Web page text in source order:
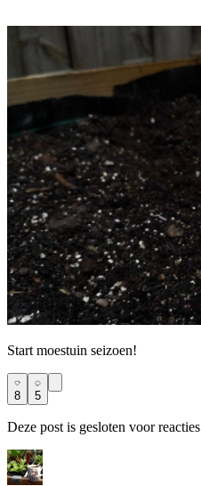
Start moestuin seizoen!
8 5
Deze post is gesloten voor reacties